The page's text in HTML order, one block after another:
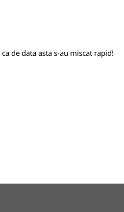
de data asta s-au miscat rapid!